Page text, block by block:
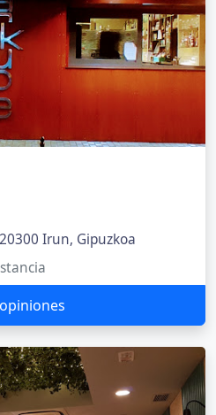
Irun, Gipuzkoa